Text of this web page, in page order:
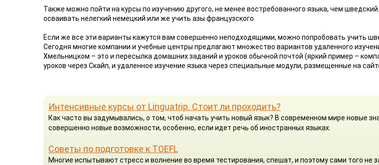
Также можно пойти на курсы по изучению другого, не менее востребованного языка, чем
осваивать нелегкий немецкий или же учить азы французского.
Если же все эти варианты кажутся вам совершенно неподходящими, можно попробовать учить
Сегодня многие компании и учебные центры предлагают множество вариантов удаленного
Хмельницком – это и пересылка домашних заданий и уроков обычной почтой (яркий пример –
уроков через Скайп, и удаленное изучение языка через специальные модули, размещенные на
Интенсивные курсы от Linguatrip. Стоит ли проходить?
Как часто вы задумывались, о том, чтоб начать учить новый язык? В современном мире новые
совершенно новые возможности, особенно, если идет речь об иностранных языках.
Советы по подготовке к TOEFL
Многие испытывают стресс и волнение во время тестирования, спешат, и поэтому сами того не